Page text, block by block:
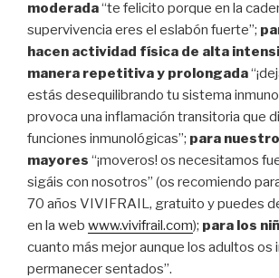
moderada“te felicito porque en la
supervivencia eres el eslabón fuerte”;
hacen actividad física de alta
manera repetitiva y prolongada
estás desequilibrando tu sistema
provoca una inflamación transitoria que
funciones inmunológicas”; para
mayores “¡moveros! os necesitamos
sigáis con nosotros” (os recomiendo
70 años VIVIFRAIL, gratuito y puedes
en la web www.vivifrail.com); para los
cuanto más mejor aunque los adultos os
permanecer sentados”.